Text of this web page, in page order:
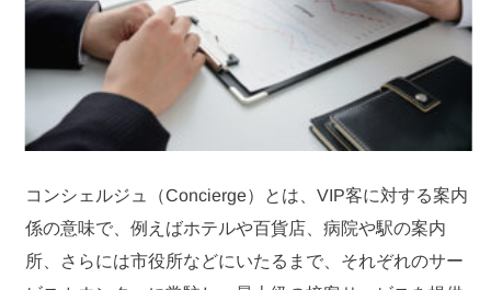
コンシェルジュ（Concierge）とは、VIP客に対する案内
係の意味で、例えばホテルや百貨店、病院や駅の案内
所、さらには市役所などにいたるまで、それぞれのサー